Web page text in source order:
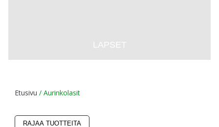
LAPSET
Etusivu / Aurinkolasit
RAJAA TUOTTEITA